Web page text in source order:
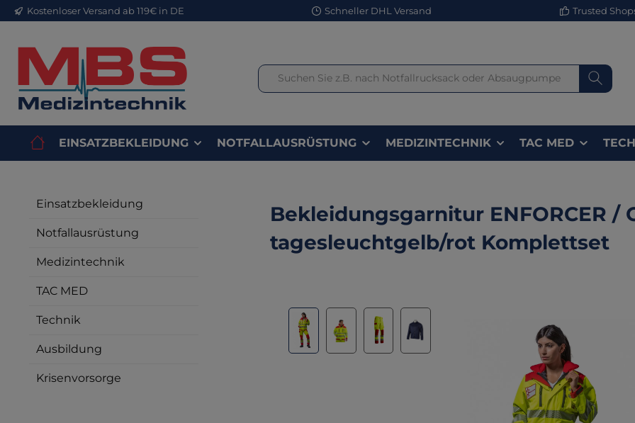
Hauptinhalt springen
Zur Suche springen
Zur Hauptnavigation springen
Kostenloser Versand ab 119€ in DE Schneller DHL Versand Trusted
EINSATZBEKLEIDUNG NOTFALLAUSRÜSTUNG MEDIZINTECHNIK TAC MED
Einsatzbekleidung
Notfallausrüstung
Medizintechnik
TAC MED
Technik
Ausbildung
Krisenvorsorge
Bekleidungsgarnitur ENFORCER /
tagesleuchtgelb/rot Komplettset
Bildergalerie überspringen